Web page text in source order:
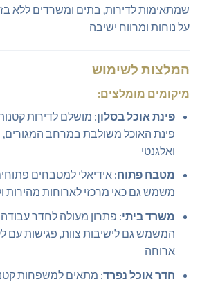
שמתאימות לדירות, בתים ומשרדים ללא
על נוחות ומרווח ישיבה
המלצות לשימוש
מיקומים מומלצים:
פינת אוכל בסלון: מושלם לדירות
פינת האוכל משולבת במרחב המגורים,
ואלגנטי
מטבח פתוח: אידיאלי למטבחים
משמש גם כאי מרכזי לארוחות מהירות
משרד ביתי: פתרון מעולה לחדר
המשמש גם לישיבות צוות, פגישות עם
ארוחה
חדר אוכל נפרד: מתאים למשפחות